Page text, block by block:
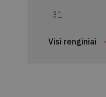
31
Visi renginiai